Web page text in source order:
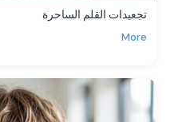
تجعيدات القلم الساحرة
More